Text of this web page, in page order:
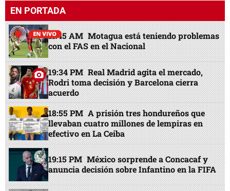
EN PORTADA
11:45 AM Motagua está teniendo problemas
con el FAS en el Nacional
19:34 PM Real Madrid agita el mercado,
Rodri toma decisión y Barcelona cierra
acuerdo
18:55 PM A prisión tres hondureños que
llevaban cuatro millones de lempiras en
efectivo en La Ceiba
19:15 PM México sorprende a Concacaf y
anuncia decisión sobre Infantino en la FIFA